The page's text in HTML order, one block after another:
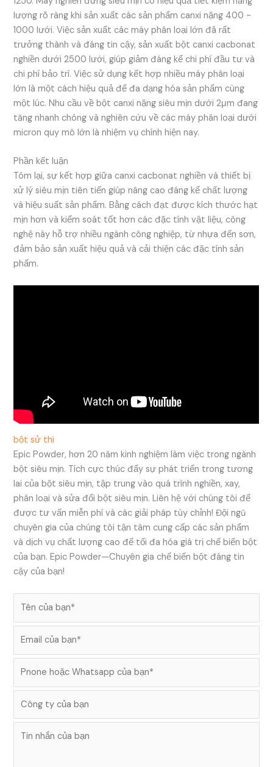
lượng rõ ràng khi sản xuất các sản phẩm canxi nặng 400 ~
1000 lưới. Việc sản xuất các máy phân loại lớn đã rất
trưởng thành và đáng tin cậy, sản xuất bột canxi cacbonat
nghiền dưới 2500 lưới, giúp giảm đáng kể chi phí đầu tư và
chi phí bảo trì. Việc sử dụng kết hợp nhiều máy phân loại
lớn là một cách hiệu quả để đa dạng hóa sản phẩm cùng
một lúc. Nhu cầu về bột canxi nặng siêu mịn dưới 2μm đang
tăng nhanh chóng và nghiên cứu về các máy phân loại dưới
micron quy mô lớn là nhiệm vụ chính hiện nay.
Phần kết luận
Tóm lại, sự kết hợp giữa canxi cacbonat nghiền và thiết bị
xử lý siêu mịn tiên tiến giúp nâng cao đáng kể chất lượng
và hiệu suất sản phẩm. Bằng cách đạt được kích thước hạt
mịn hơn và kiểm soát tốt hơn các đặc tính vật liệu, công
nghệ này hỗ trợ nhiều ngành công nghiệp, từ nhựa đến sơn,
đảm bảo sản xuất hiệu quả và cải thiện các đặc tính sản
phẩm.
bột sử thi
Epic Powder, hơn 20 năm kinh nghiệm làm việc trong ngành
bột siêu mịn. Tích cực thúc đẩy sự phát triển trong tương
lai của bột siêu mịn, tập trung vào quá trình nghiền, xay,
phân loại và sửa đổi bột siêu mịn. Liên hệ với chúng tôi để
được tư vấn miễn phí và các giải pháp tùy chỉnh! Đội ngũ
chuyên gia của chúng tôi tận tâm cung cấp các sản phẩm
và dịch vụ chất lượng cao để tối đa hóa giá trị chế biến bột
của bạn. Epic Powder—Chuyên gia chế biến bột đáng tin
cậy của bạn!